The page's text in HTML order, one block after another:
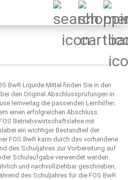
BwR Liquide Mittel finden Sie in den
den Original Abschlussprüfungen in
lernverlag die passenden Lernhilfen.
einen erfolgreichen Abschluss.
Betriebswirtschaftslehre mit
ein wichtiger Bestandteil der
FOS BwR kann durch das vorhandene
des Schuljahres zur Vorbereitung auf
Schulaufgabe verwendet werden.
und nachvollziehbar geschrieben,
des Schuljahres für die FOS BwR